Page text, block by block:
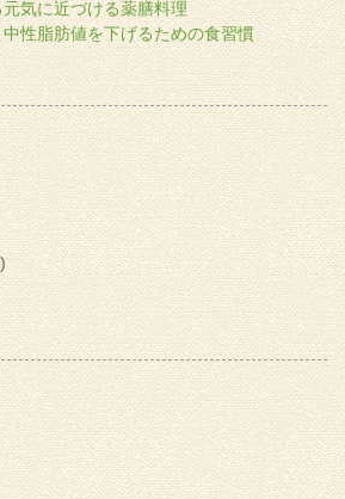
気に近づける薬膳料理
性脂肪値を下げるための食習慣